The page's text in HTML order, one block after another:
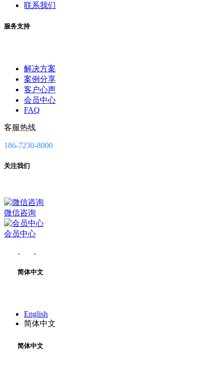
联系我们
服务支持
解决方案
案例分享
客户心声
会员中心
FAQ
客服热线
186-7230-8000
关注我们
微信咨询
会员中心
简体中文
English
简体中文
简体中文